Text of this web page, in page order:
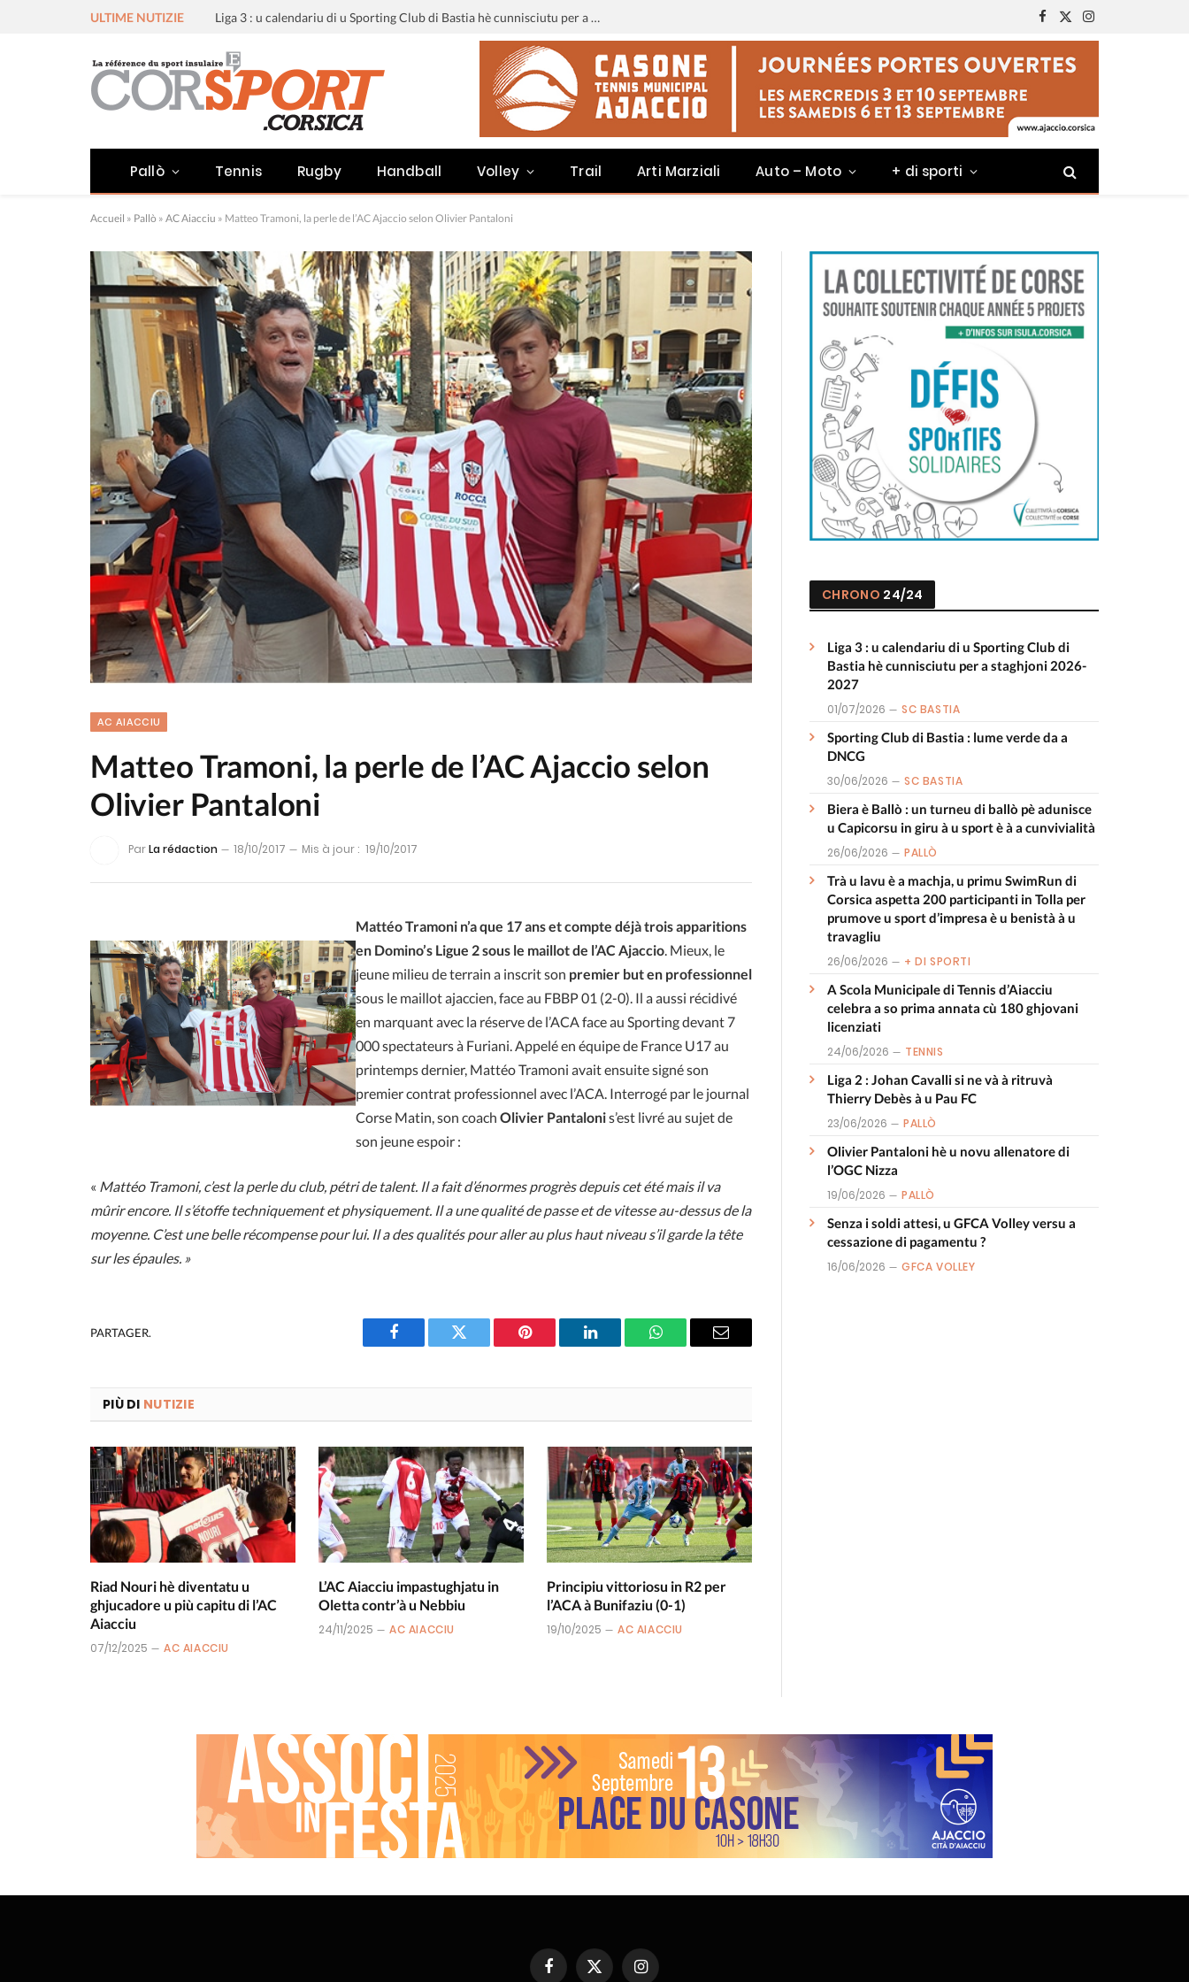
ULTIME NUTIZIE Liga 3 : u calendariu di u Sporting Club di Bastia hè cunnisciutu per a staghjoni 2026-2027
Facebook
X
(Twitter)
Instagram
Pallò Tennis Rugby Handball Volley Trail Arti Marziali Auto – Moto + di sporti
Accueil » Pallò » AC Aiacciu » Matteo Tramoni, la perle de l’AC Ajaccio selon Olivier Pantaloni
AC AIACCIU
Matteo Tramoni, la perle de l’AC Ajaccio selon
Olivier Pantaloni
ParLa rédaction 18/10/2017 Mis à jour : 19/10/2017
Mattéo Tramoni n’a que 17 ans et compte déjà trois apparitions
en Domino’s Ligue 2 sous le maillot de l’AC Ajaccio. Mieux, le
jeune milieu de terrain a inscrit son premier but en professionnel
sous le maillot ajaccien, face au FBBP 01 (2-0). Il a aussi récidivé
en marquant avec la réserve de l’ACA face au Sporting devant 7
000 spectateurs à Furiani. Appelé en équipe de France U17 au
printemps dernier, Mattéo Tramoni avait ensuite signé son
premier contrat professionnel avec l’ACA. Interrogé par le journal
Corse Matin, son coach Olivier Pantalonis’est livré au sujet de
son jeune espoir :
« Mattéo Tramoni, c’est la perle du club, pétri de talent. Il a fait d’énormes progrès depuis cet été mais il va
mûrir encore. Il s’étoffe techniquement et physiquement. Il a une qualité de passe et de vitesse au-dessus de la
moyenne. C’est une belle récompense pour lui. Il a des qualités pour aller au plus haut niveau s’il garde la tête
sur les épaules. »
PARTAGER.
Facebook Twitter Pinterest LinkedIn WhatsAppEmail
PIÙ DI NUTIZIE
Riad Nouri hè diventatu u
ghjucadore u più capitu di l’AC
Aiacciu
07/12/2025 AC AIACCIU
L’AC Aiacciu impastughjatu in
Oletta contr’à u Nebbiu
24/11/2025 AC AIACCIU
Principiu vittoriosu in R2 per
l’ACA à Bunifaziu (0-1)
19/10/2025 AC AIACCIU
CHRONO 24/24
Liga 3 : u calendariu di u Sporting Club di
Bastia hè cunnisciutu per a staghjoni 2026-
2027
01/07/2026 SC BASTIA
Sporting Club di Bastia : lume verde da a
DNCG
30/06/2026 SC BASTIA
Biera è Ballò : un turneu di ballò pè adunisce
u Capicorsu in giru à u sport è à a cunvivialità
26/06/2026 PALLÒ
Trà u lavu è a machja, u primu SwimRun di
Corsica aspetta 200 participanti in Tolla per
prumove u sport d’impresa è u benistà à u
travagliu
26/06/2026 + DI SPORTI
A Scola Municipale di Tennis d’Aiacciu
celebra a so prima annata cù 180 ghjovani
licenziati
24/06/2026 TENNIS
Liga 2 : Johan Cavalli si ne và à ritruvà
Thierry Debès à u Pau FC
23/06/2026 PALLÒ
Olivier Pantaloni hè u novu allenatore di
l’OGC Nizza
19/06/2026 PALLÒ
Senza i soldi attesi, u GFCA Volley versu a
cessazione di pagamentu ?
16/06/2026 GFCA VOLLEY
FacebookX Instagram